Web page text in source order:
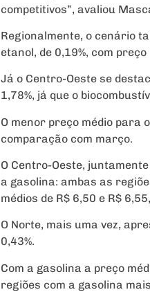
competitivos”, avaliou
Regionalmente, o cenário
etanol, de 0,19%, com
Já o Centro-Oeste se
1,78%, já que o
O menor preço médio para
comparação com março.
O Centro-Oeste,
a gasolina: ambas as
médios de R$ 6,50 e R$
O Norte, mais uma vez,
0,43%.
Com a gasolina a preço
regiões com a gasolina